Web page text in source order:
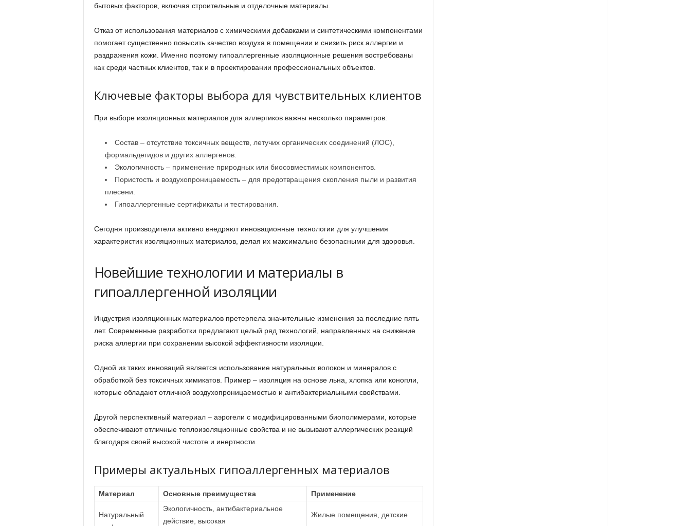
бытовых факторов, включая строительные и отделочные материалы.
Отказ от использования материалов с химическими добавками и синтетическими компонентами
помогает существенно повысить качество воздуха в помещении и снизить риск аллергии и
раздражения кожи. Именно поэтому гипоаллергенные изоляционные решения востребованы
как среди частных клиентов, так и в проектировании профессиональных объектов.
Ключевые факторы выбора для чувствительных клиентов
При выборе изоляционных материалов для аллергиков важны несколько параметров:
Состав – отсутствие токсичных веществ, летучих органических соединений (ЛОС),
формальдегидов и других аллергенов.
Экологичность – применение природных или биосовместимых компонентов.
Пористость и воздухопроницаемость – для предотвращения скопления пыли и развития
плесени.
Гипоаллергенные сертификаты и тестирования.
Сегодня производители активно внедряют инновационные технологии для улучшения
характеристик изоляционных материалов, делая их максимально безопасными для здоровья.
Новейшие технологии и материалы в
гипоаллергенной изоляции
Индустрия изоляционных материалов претерпела значительные изменения за последние пять
лет. Современные разработки предлагают целый ряд технологий, направленных на снижение
риска аллергии при сохранении высокой эффективности изоляции.
Одной из таких инноваций является использование натуральных волокон и минералов с
обработкой без токсичных химикатов. Пример – изоляция на основе льна, хлопка или конопли,
которые обладают отличной воздухопроницаемостью и антибактериальными свойствами.
Другой перспективный материал – аэрогели с модифицированными биополимерами, которые
обеспечивают отличные теплоизоляционные свойства и не вызывают аллергических реакций
благодаря своей высокой чистоте и инертности.
Примеры актуальных гипоаллергенных материалов
Материал Основные преимущества Применение
Натуральный
Экологичность, антибактериальное
действие, высокая
Жилые помещения, детские